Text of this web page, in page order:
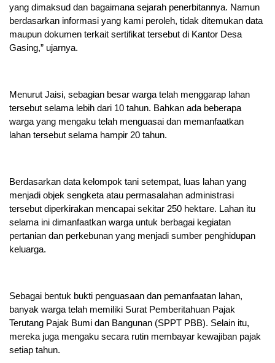
yang dimaksud dan bagaimana sejarah penerbitannya. Namun
berdasarkan informasi yang kami peroleh, tidak ditemukan data
maupun dokumen terkait sertifikat tersebut di Kantor Desa
Gasing,” ujarnya.
Menurut Jaisi, sebagian besar warga telah menggarap lahan
tersebut selama lebih dari 10 tahun. Bahkan ada beberapa
warga yang mengaku telah menguasai dan memanfaatkan
lahan tersebut selama hampir 20 tahun.
Berdasarkan data kelompok tani setempat, luas lahan yang
menjadi objek sengketa atau permasalahan administrasi
tersebut diperkirakan mencapai sekitar 250 hektare. Lahan itu
selama ini dimanfaatkan warga untuk berbagai kegiatan
pertanian dan perkebunan yang menjadi sumber penghidupan
keluarga.
Sebagai bentuk bukti penguasaan dan pemanfaatan lahan,
banyak warga telah memiliki Surat Pemberitahuan Pajak
Terutang Pajak Bumi dan Bangunan (SPPT PBB). Selain itu,
mereka juga mengaku secara rutin membayar kewajiban pajak
setiap tahun.